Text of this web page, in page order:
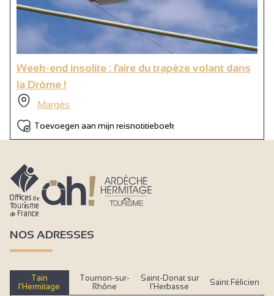
Week-end insolite : faire du trapèze volant dans
la Drôme !
Margès
Toevoegen aan mijn reisnotitieboek
NOS ADRESSES
Tain
l’Hermitage
Tournon-sur-
Rhône
Saint-Donat sur
l’Herbasse
Saint Félicien